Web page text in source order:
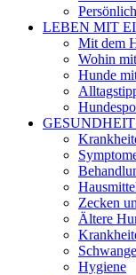
LEBEN MIT
Mit dem
Wohin
Hunde
GESUNDHEIT
Zecken
Ältere
Hygiene